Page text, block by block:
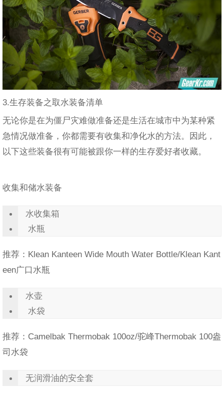
3.生存装备之取水装备清单
无论你是在为僵尸灾难做准备还是生活在城市中为某种紧
急情况做准备，你都需要有收集和净化水的方法。因此，
以下这些装备很有可能被跟你一样的生存爱好者收藏。
收集和储水装备
水收集箱
水瓶
推荐：Klean Kanteen Wide Mouth Water Bottle/Klean Kant
een广口水瓶
水壶
水袋
推荐：Camelbak Thermobak 100oz/驼峰Thermobak 100盎
司水袋
无润滑油的安全套